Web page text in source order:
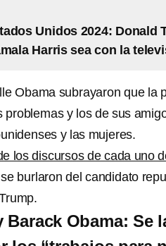
Unidos 2024: Donald
Harris sea con la
Obama subrayaron que la
y los de sus
y las mujeres.
los discursos de cada uno
burlaron del candidato
Barack Obama: Se